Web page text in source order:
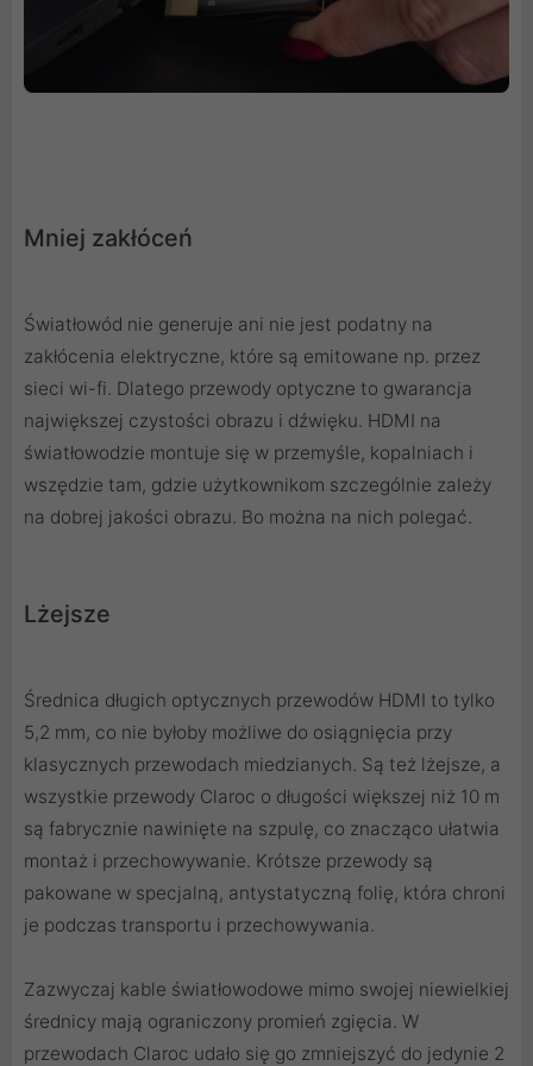
Mniej zakłóceń
Światłowód nie generuje ani nie jest podatny na
zakłócenia elektryczne, które są emitowane np. przez
sieci wi-fi. Dlatego przewody optyczne to gwarancja
największej czystości obrazu i dźwięku. HDMI na
światłowodzie montuje się w przemyśle, kopalniach i
wszędzie tam, gdzie użytkownikom szczególnie zależy
na dobrej jakości obrazu. Bo można na nich polegać.
Lżejsze
Średnica długich optycznych przewodów HDMI to tylko
5,2 mm, co nie byłoby możliwe do osiągnięcia przy
klasycznych przewodach miedzianych. Są też lżejsze, a
wszystkie przewody Claroc o długości większej niż 10 m
są fabrycznie nawinięte na szpulę, co znacząco ułatwia
montaż i przechowywanie. Krótsze przewody są
pakowane w specjalną, antystatyczną folię, która chroni
je podczas transportu i przechowywania.
Zazwyczaj kable światłowodowe mimo swojej niewielkiej
średnicy mają ograniczony promień zgięcia. W
przewodach Claroc udało się go zmniejszyć do jedynie 2